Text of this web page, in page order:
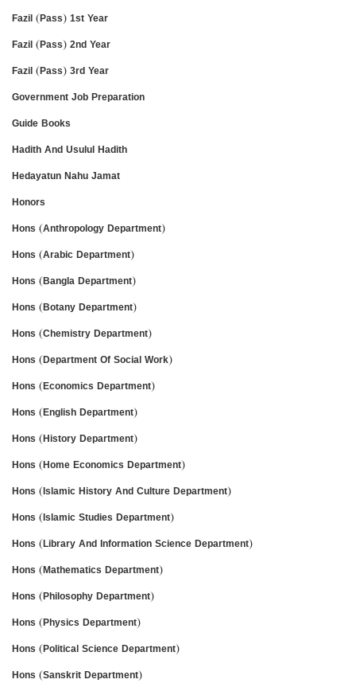
Fazil (Pass) 1st Year
Fazil (Pass) 2nd Year
Fazil (Pass) 3rd Year
Government Job Preparation
Guide Books
Hadith And Usulul Hadith
Hedayatun Nahu Jamat
Honors
Hons (Anthropology Department)
Hons (Arabic Department)
Hons (Bangla Department)
Hons (Botany Department)
Hons (Chemistry Department)
Hons (Department Of Social Work)
Hons (Economics Department)
Hons (English Department)
Hons (History Department)
Hons (Home Economics Department)
Hons (Islamic History And Culture Department)
Hons (Islamic Studies Department)
Hons (Library And Information Science Department)
Hons (Mathematics Department)
Hons (Philosophy Department)
Hons (Physics Department)
Hons (Political Science Department)
Hons (Sanskrit Department)